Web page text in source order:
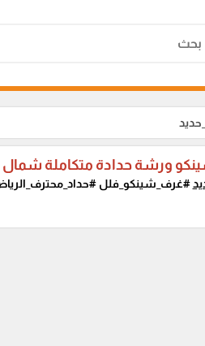
ورشة حدادة متكاملة شمال
#غرف_شينكو_فلل